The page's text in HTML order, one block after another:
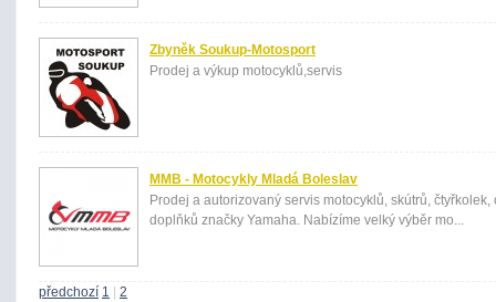
Zbyněk Soukup-Motosport
Prodej a výkup motocyklů,servis
MMB - Motocykly Mladá Boleslav
Prodej a autorizovaný servis motocyklů, skútrů, čtyřkolek,
doplňků značky Yamaha. Nabízíme velký výběr mo...
předchozí 1 2